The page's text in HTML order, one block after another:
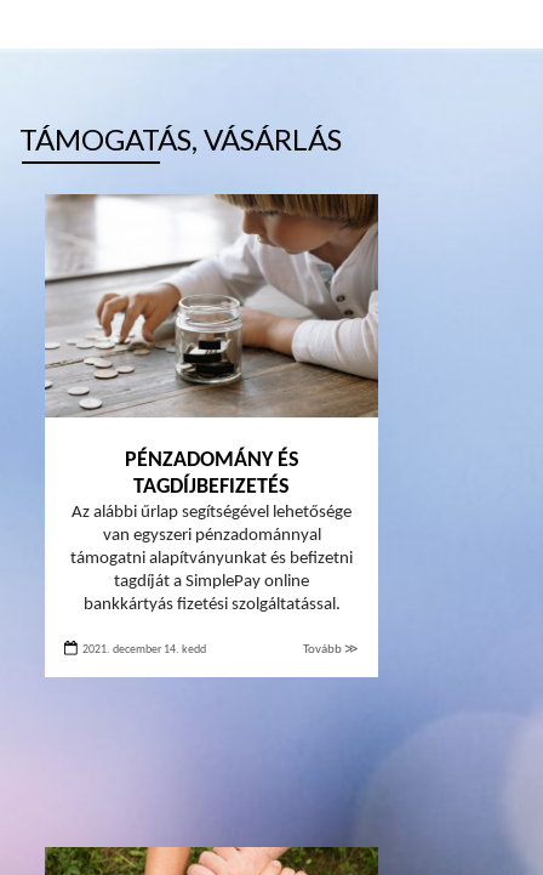
TÁMOGATÁS, VÁSÁRLÁS
PÉNZADOMÁNY ÉS
TAGDÍJBEFIZETÉS
Az alábbi űrlap segítségével lehetősége
van egyszeri pénzadománnyal
támogatni alapítványunkat és befizetni
tagdíját a SimplePay online
bankkártyás fizetési szolgáltatással.
2021. december 14. kedd Tovább ≫